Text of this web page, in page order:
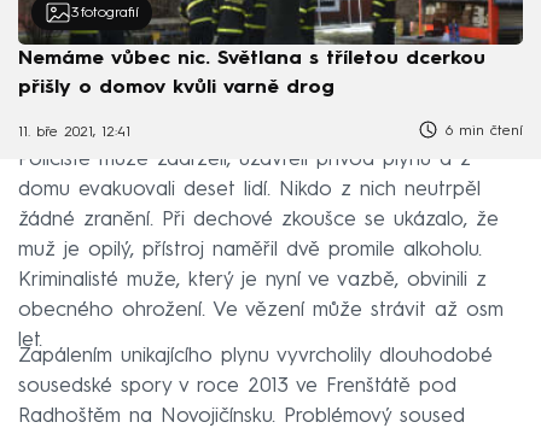
3 fotografií
Nemáme vůbec nic. Světlana s tříletou dcerkou
přišly o domov kvůli varně drog
11. bře 2021, 12:41 6 min čtení
Policisté muže zadrželi, uzavřeli přívod plynu a z
domu evakuovali deset lidí. Nikdo z nich neutrpěl
žádné zranění. Při dechové zkoušce se ukázalo, že
muž je opilý, přístroj naměřil dvě promile alkoholu.
Kriminalisté muže, který je nyní ve vazbě, obvinili z
obecného ohrožení. Ve vězení může strávit až osm
let.
Zapálením unikajícího plynu vyvrcholily dlouhodobé
sousedské spory v roce 2013 ve Frenštátě pod
Radhoštěm na Novojičínsku. Problémový soused